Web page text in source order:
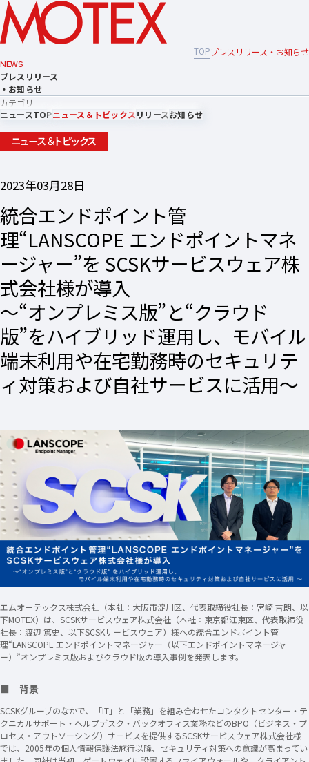
TOPプレスリリース・お知らせ
NEWS
プレスリリース
・お知らせ
カテゴリ
ニュースTOPニュース＆トピックスリリースお知らせ
ニュース＆トピックス
2023年03月28日
統合エンドポイント管
理“LANSCOPE エンドポイントマネ
ージャー”を SCSKサービスウェア株
式会社様が導入
〜“オンプレミス版”と“クラウド
版”をハイブリッド運用し、モバイル
端末利用や在宅勤務時のセキュリテ
ィ対策および自社サービスに活用〜
エムオーテックス株式会社（本社：大阪市淀川区、代表取締役社長：宮崎 吉朗、以
下MOTEX）は、SCSKサービスウェア株式会社（本社：東京都江東区、代表取締役
社長：渡辺 篤史、以下SCSKサービスウェア）様への統合エンドポイント管
理“LANSCOPE エンドポイントマネージャー（以下エンドポイントマネージャ
ー）”オンプレミス版およびクラウド版の導入事例を発表します。
■ 背景
SCSKグループのなかで、「IT」と「業務」を組み合わせたコンタクトセンター・テ
クニカルサポート・ヘルプデスク・バックオフィス業務などのBPO（ビジネス・プ
ロセス・アウトソーシング）サービスを提供するSCSKサービスウェア株式会社様
では、2005年の個人情報保護法施行以降、セキュリティ対策への意識が高まってい